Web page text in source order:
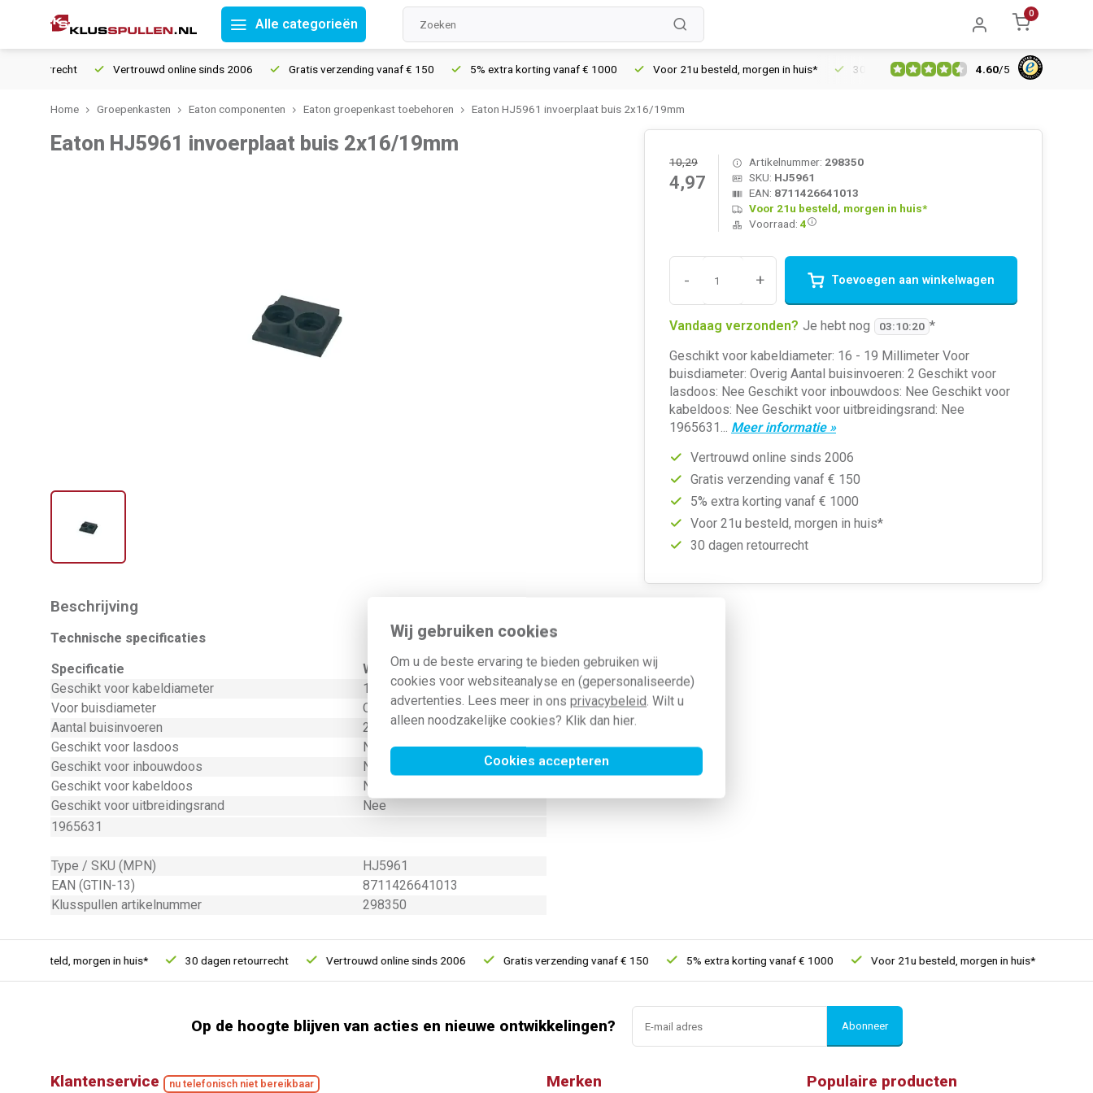
Wij gebruiken cookies
Om u de beste ervaring te bieden gebruiken wij
cookies voor websiteanalyse en (gepersonaliseerde)
advertenties. Lees meer in ons privacybeleid. Wilt u
alleen noodzakelijke cookies? Klik dan hier.
Cookies accepteren
Alle categorieën
0
retourrecht Vertrouwd online sinds 2006 Gratis verzending vanaf € 150 5% extra korting vanaf € 1000 Voor 21u besteld, morgen in huis* 30 dagen retourrecht Vertrouwd online sinds
4.60/5
Home Groepenkasten Eaton componenten Eaton groepenkast toebehoren Eaton HJ5961 invoerplaat buis 2x16/19mm
Eaton HJ5961 invoerplaat buis 2x16/19mm
10,29
4,97
Artikelnummer: 298350
SKU: HJ5961
EAN: 8711426641013
Voor 21u besteld, morgen in huis*
Voorraad: 4
- + Toevoegen aan winkelwagen
Vandaag verzonden? Je hebt nog 03:10:20 *
Geschikt voor kabeldiameter: 16 - 19 Millimeter Voor
buisdiameter: Overig Aantal buisinvoeren: 2 Geschikt voor
lasdoos: Nee Geschikt voor inbouwdoos: Nee Geschikt voor
kabeldoos: Nee Geschikt voor uitbreidingsrand: Nee
1965631... Meer informatie »
Vertrouwd online sinds 2006
Gratis verzending vanaf € 150
5% extra korting vanaf € 1000
Voor 21u besteld, morgen in huis*
30 dagen retourrecht
Beschrijving
Technische specificaties
Specificatie
Waarde
Geschikt voor kabeldiameter
16 - 19 Millimeter
Voor buisdiameter
Overig
Aantal buisinvoeren
2
Geschikt voor lasdoos
Nee
Geschikt voor inbouwdoos
Nee
Geschikt voor kabeldoos
Nee
Geschikt voor uitbreidingsrand
Nee
1965631
Type / SKU (MPN)
HJ5961
EAN (GTIN-13)
8711426641013
Klusspullen artikelnummer
298350
besteld, morgen in huis* 30 dagen retourrecht Vertrouwd online sinds 2006 Gratis verzending vanaf € 150 5% extra korting vanaf € 1000 Voor 21u besteld, morgen in huis*
Op de hoogte blijven van acties en nieuwe ontwikkelingen? Abonneer
Klantenservice nu telefonisch niet bereikbaar Merken Populaire producten